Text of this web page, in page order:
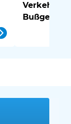
Bußgelder